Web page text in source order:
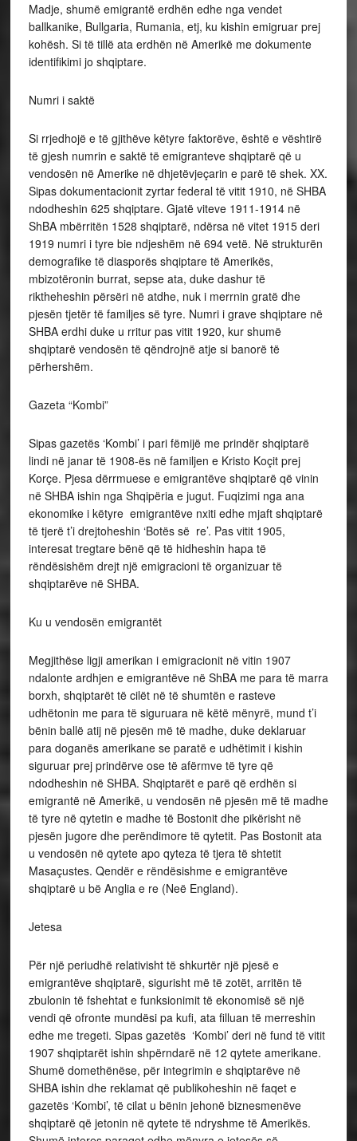
Madje, shumë emigrantë erdhën edhe nga vendet
ballkanike, Bullgaria, Rumania, etj, ku kishin emigruar prej
kohësh. Si të tillë ata erdhën në Amerikë me dokumente
identifikimi jo shqiptare.
Numri i saktë
Si rrjedhojë e të gjithëve këtyre faktorëve, është e vështirë
të gjesh numrin e saktë të emigranteve shqiptarë që u
vendosën në Amerike në dhjetëvjeçarin e parë të shek. XX.
Sipas dokumentacionit zyrtar federal të vitit 1910, në SHBA
ndodheshin 625 shqiptare. Gjatë viteve 1911-1914 në
ShBA mbërritën 1528 shqiptarë, ndërsa në vitet 1915 deri
1919 numri i tyre bie ndjeshëm në 694 vetë. Në strukturën
demografike të diasporës shqiptare të Amerikës,
mbizotëronin burrat, sepse ata, duke dashur të
riktheheshin përsëri në atdhe, nuk i merrnin gratë dhe
pjesën tjetër të familjes së tyre. Numri i grave shqiptare në
SHBA erdhi duke u rritur pas vitit 1920, kur shumë
shqiptarë vendosën të qëndrojnë atje si banorë të
përhershëm.
Gazeta “Kombi”
Sipas gazetës ‘Kombi’ i pari fëmijë me prindër shqiptarë
lindi në janar të 1908-ës në familjen e Kristo Koçit prej
Korçe. Pjesa dërrmuese e emigrantëve shqiptarë që vinin
në SHBA ishin nga Shqipëria e jugut. Fuqizimi nga ana
ekonomike i këtyre emigrantëve nxiti edhe mjaft shqiptarë
të tjerë t’i drejtoheshin ‘Botës së re’. Pas vitit 1905,
interesat tregtare bënë që të hidheshin hapa të
rëndësishëm drejt një emigracioni të organizuar të
shqiptarëve në SHBA.
Ku u vendosën emigrantët
Megjithëse ligji amerikan i emigracionit në vitin 1907
ndalonte ardhjen e emigrantëve në ShBA me para të marra
borxh, shqiptarët të cilët në të shumtën e rasteve
udhëtonin me para të siguruara në këtë mënyrë, mund t’i
bënin ballë atij në pjesën më të madhe, duke deklaruar
para doganës amerikane se paratë e udhëtimit i kishin
siguruar prej prindërve ose të afërmve të tyre që
ndodheshin në SHBA. Shqiptarët e parë që erdhën si
emigrantë në Amerikë, u vendosën në pjesën më të madhe
të tyre në qytetin e madhe të Bostonit dhe pikërisht në
pjesën jugore dhe perëndimore të qytetit. Pas Bostonit ata
u vendosën në qytete apo qyteza të tjera të shtetit
Masaçustes. Qendër e rëndësishme e emigrantëve
shqiptarë u bë Anglia e re (Neë England).
Jetesa
Për një periudhë relativisht të shkurtër një pjesë e
emigrantëve shqiptarë, sigurisht më të zotët, arritën të
zbulonin të fshehtat e funksionimit të ekonomisë së një
vendi që ofronte mundësi pa kufi, ata filluan të merreshin
edhe me tregeti. Sipas gazetës ‘Kombi’ deri në fund të vitit
1907 shqiptarët ishin shpërndarë në 12 qytete amerikane.
Shumë domethënëse, për integrimin e shqiptarëve në
SHBA ishin dhe reklamat që publikoheshin në faqet e
gazetës ‘Kombi’, të cilat u bënin jehonë biznesmenëve
shqiptarë që jetonin në qytete të ndryshme të Amerikës.